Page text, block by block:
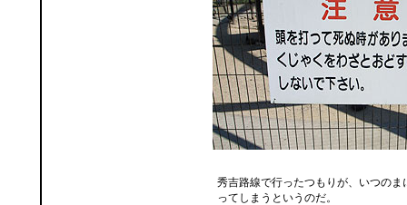
秀吉路線で行ったつもりが、いつのま
ってしまうというのだ。